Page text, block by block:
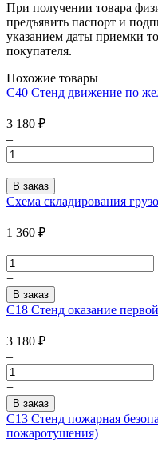
При получении товара
предъявить паспорт и
указанием даты приемки
покупателя.
Похожие товары
С40 Стенд движение по
3 180 ₽
–
+
Схема складирования
1 360 ₽
–
+
С18 Стенд оказание
3 180 ₽
–
+
С13 Стенд пожарная
пожаротушения)